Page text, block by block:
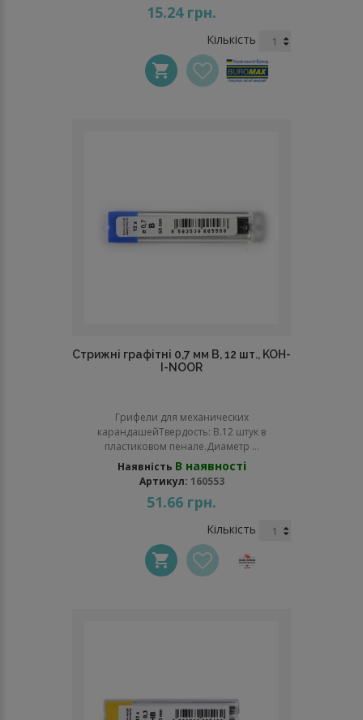
15.24 грн.
Кількість
Стрижні графітні 0,7 мм В, 12 шт., KOH-
I-NOOR
Грифели для механических
карандашейТвердость: В.12 штук в
пластиковом пенале.Диаметр ...
Наявність В наявності
Артикул: 160553
51.66 грн.
Кількість